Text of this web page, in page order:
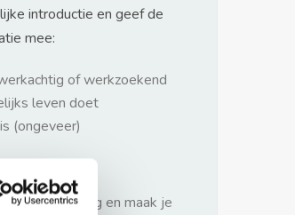
introductie en geef de
mee:
of werkzoekend
leven doet
(ongeveer)
te langdradig en maak je